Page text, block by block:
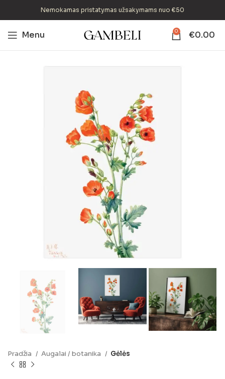
Nemokamas pristatymas užsakymams nuo €50
Menu 0 €0.00
Pradžia Augalai / botanika Gėlės